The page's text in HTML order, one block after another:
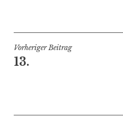
r
ö
f
l
Beitragsnavigation
Vorheriger Beitrag
13.